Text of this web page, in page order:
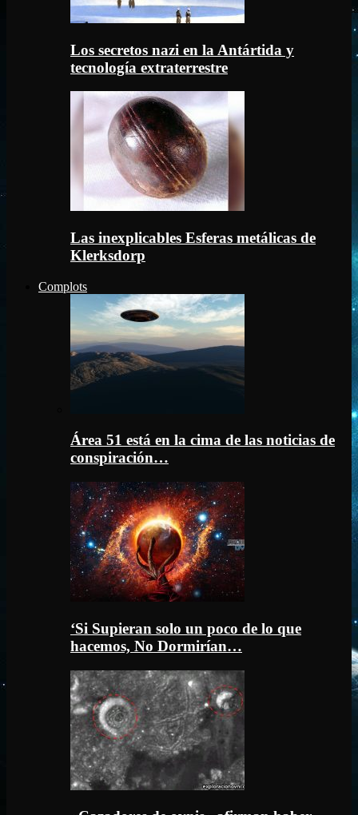
Los secretos nazi en la Antártida y
tecnología extraterrestre
Las inexplicables Esferas metálicas de
Klerksdorp
Complots
Área 51 está en la cima de las noticias de
conspiración…
‘Si Supieran solo un poco de lo que
hacemos, No Dormirían…